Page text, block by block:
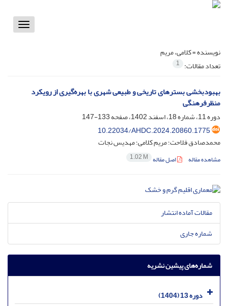
Toggle
نویسنده =کلامی، مریم
تعداد مقالات: 1
بهبودبخشی بسترهای تاریخی و طبیعی شهری با بهره‌گیری از رویکرد
منظرفرهنگی
دوره 11، شماره 18، اسفند 1402، صفحه
133-147
10.22034/AHDC.2024.20860.1775
محمدصادق فلاحت؛ مریم کلامی؛ مهدیس نجات
مشاهده مقاله اصل مقاله 1.02 M
مقالات آماده انتشار
شماره جاری
شماره‌های پیشین نشریه
دوره 13 (1404)